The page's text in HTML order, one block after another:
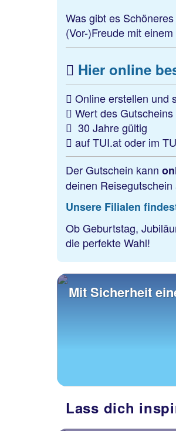
Was gibt es
(Vor-)Freude mit einem
Hier online
Online erstellen und
Wert des
30 Jahre gültig
auf TUI.at oder im
Der Gutschein kann
deinen Reisegutschein
Unsere Filialen
Ob Geburtstag,
die perfekte Wahl!
Mit Sicherheit
Lass dich